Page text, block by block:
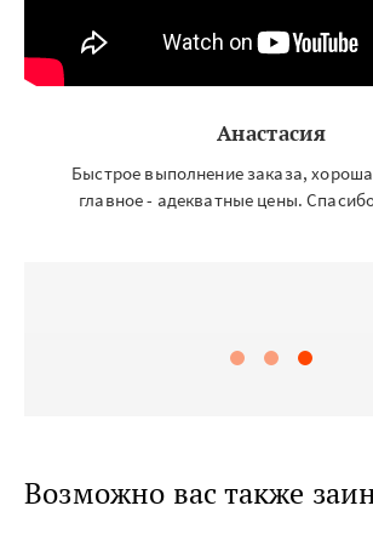
Анастасия
Быстрое выполнение заказа,
главное - адекватные цены.
Возможно вас также